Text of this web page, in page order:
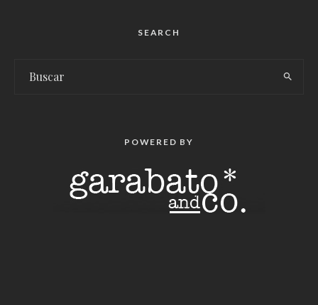
SEARCH
POWERED BY